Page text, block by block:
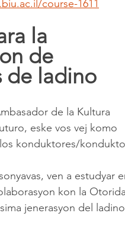
course-1611
la
de
de ladino
de la Kultura
eske vos vej komo
konduktores/
ven a estudyar
kon la
jenerasyon del